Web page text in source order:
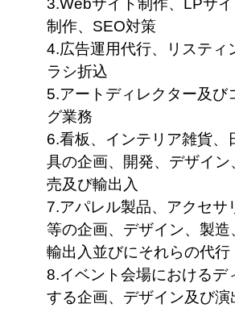
3.Webサイト制作、LPサ
制作、SEO対策
4.広告運用代行、リスティ
ラシ折込
5.アートディレクター及び
グ業務
6.看板、インテリア雑貨、
具の企画、開発、デザイン
売及び輸出入
7.アパレル製品、アクセサ
等の企画、デザイン、製
輸出入並びにそれらの代行
8.イベント会場におけるデ
する企画、デザイン及び演